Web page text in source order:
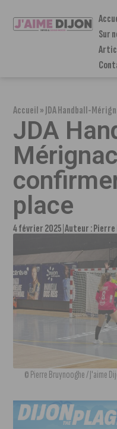
Sur
Accueil»JDA Handball-
JDA
place
4 février 2025 Auteur :Pierre
© Pierre Bruynooghe / J'aime